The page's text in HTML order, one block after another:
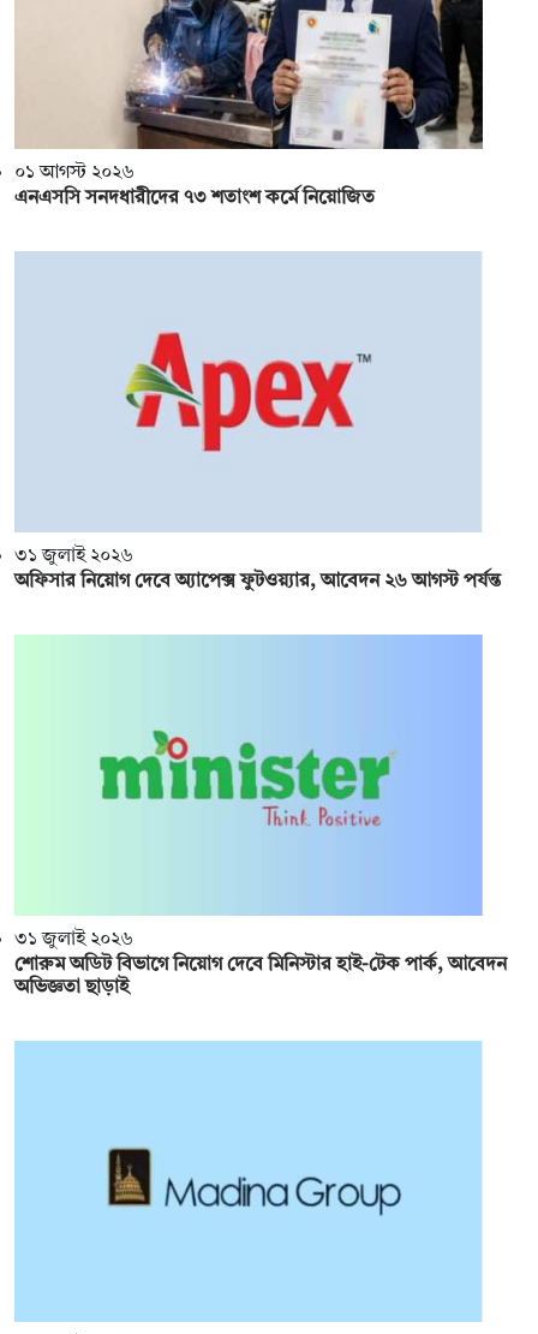
০১ আগস্ট ২০২৬
এনএসসি সনদধারীদের ৭৩ শতাংশ কর্মে নিয়োজিত
৩১ জুলাই ২০২৬
অফিসার নিয়োগ দেবে অ্যাপেক্স ফুটওয়্যার, আবেদন ২৬ আগস্ট পর্যন্ত
৩১ জুলাই ২০২৬
শোরুম অডিট বিভাগে নিয়োগ দেবে মিনিস্টার হাই-টেক পার্ক, আবেদন
অভিজ্ঞতা ছাড়াই